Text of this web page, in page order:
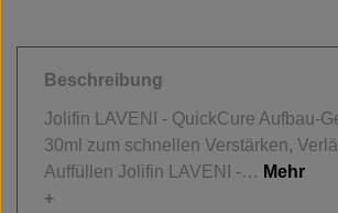
Beschreibung
Jolifin LAVENI - QuickCure Aufbau-
30ml zum schnellen Verstärken,
Auffüllen Jolifin LAVENI -… Mehr